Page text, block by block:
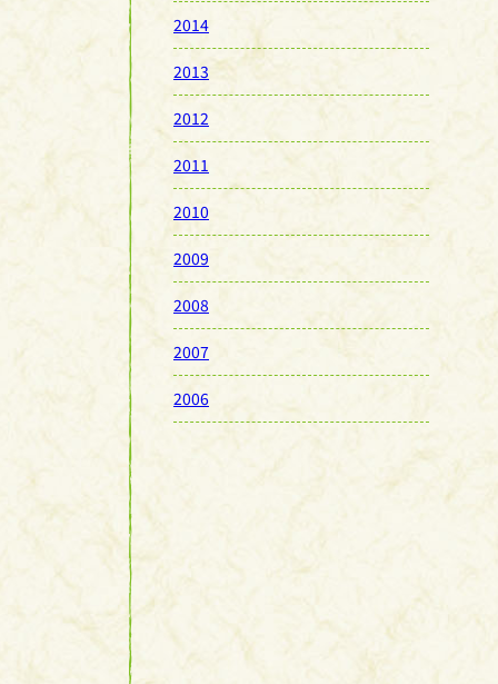
2014
2013
2012
2011
2010
2009
2008
2007
2006